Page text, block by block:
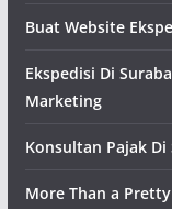
Buat Website
Ekspedisi Di
Marketing
Konsultan Pajak
More Than a